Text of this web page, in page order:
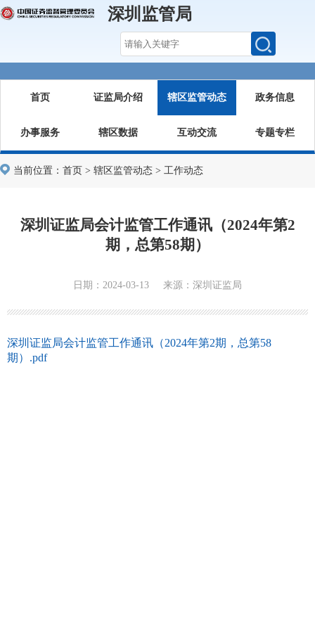
深圳监管局
首页 证监局介绍 辖区监管动态 政务信息
办事服务 辖区数据 互动交流 专题专栏
当前位置： 首页 > 辖区监管动态 > 工作动态
深圳证监局会计监管工作通讯（2024年第2
期，总第58期）
日期：2024-03-13 来源：深圳证监局
深圳证监局会计监管工作通讯（2024年第2期，总第58
期）.pdf